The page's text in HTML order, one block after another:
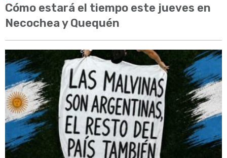
Cómo estará el tiempo este jueves en
Necochea y Quequén